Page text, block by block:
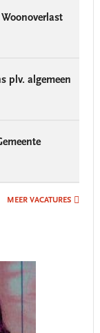
plv. algemeen
MEER VACATURES